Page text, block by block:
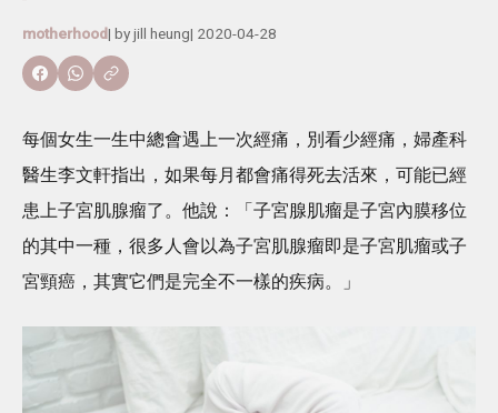
motherhood| byjill heung| 2020-04-28
每個女生一生中總會遇上一次經痛，別看少經痛，婦產科
醫生李文軒指出，如果每月都會痛得死去活來，可能已經
患上子宮肌腺瘤了。他說：「子宮腺肌瘤是子宮內膜移位
的其中一種，很多人會以為子宮肌腺瘤即是子宮肌瘤或子
宮頸癌，其實它們是完全不一樣的疾病。」